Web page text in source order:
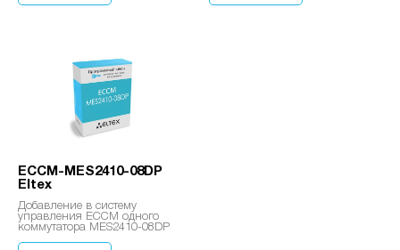
ECCM-MES2410-08DP
Eltex
Добавление в систему
управления ECCM одного
коммутатора MES2410-08DP